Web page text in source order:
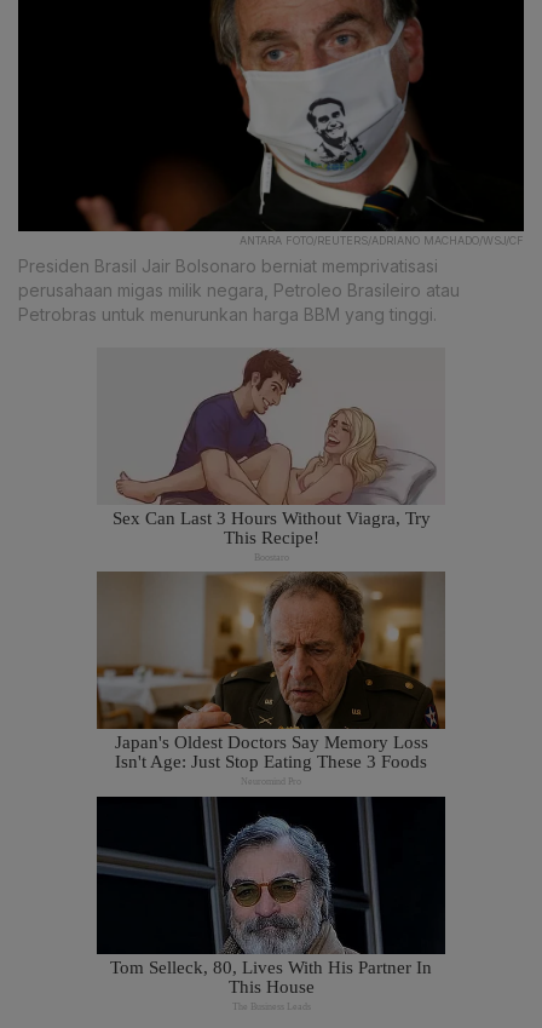
ANTARA FOTO/REUTERS/ADRIANO MACHADO/WSJ/CF
Presiden Brasil Jair Bolsonaro berniat memprivatisasi
perusahaan migas milik negara, Petroleo Brasileiro atau
Petrobras untuk menurunkan harga BBM yang tinggi.